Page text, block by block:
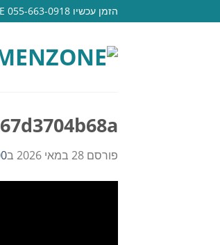
to
הזמן עכשיו 055-663-0918 MENZONE
פורסם 28 במאי 2026 ב